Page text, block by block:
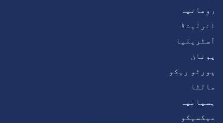
رومانیہ
آئرلینڈ
آسٹریلیا
یونان
پورٹو ریکو
مالٹا
ہسپانیہ
میکسیکو